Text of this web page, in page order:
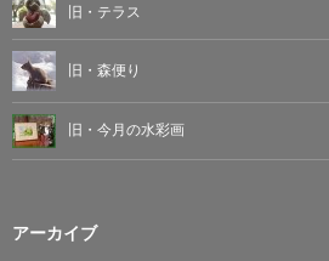
旧・テラス
旧・森便り
旧・今月の水彩画
アーカイブ